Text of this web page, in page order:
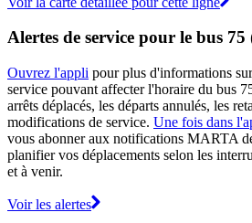
Alertes de service pour le bus
Ouvrez l'appli pour plus d'informations
service pouvant affecter l'horaire du bus
arrêts déplacés, les départs annulés, les
modifications de service. Une fois dans
vous abonner aux notifications MARTA
planifier vos déplacements selon les
et à venir.
Voir les alertes